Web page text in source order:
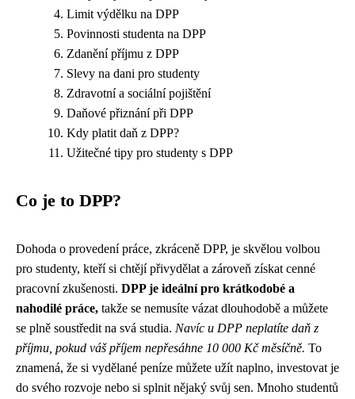
Limit výdělku na DPP
Povinnosti studenta na DPP
Zdanění příjmu z DPP
Slevy na dani pro studenty
Zdravotní a sociální pojištění
Daňové přiznání při DPP
Kdy platit daň z DPP?
Užitečné tipy pro studenty s DPP
Co je to DPP?
Dohoda o provedení práce, zkráceně DPP, je skvělou volbou
pro studenty, kteří si chtějí přivydělat a zároveň získat cenné
pracovní zkušenosti. DPP je ideální pro krátkodobé a
nahodilé práce, takže se nemusíte vázat dlouhodobě a můžete
se plně soustředit na svá studia. Navíc u DPP neplatíte daň z
příjmu, pokud váš příjem nepřesáhne 10 000 Kč měsíčně. To
znamená, že si vydělané peníze můžete užít naplno, investovat je
do svého rozvoje nebo si splnit nějaký svůj sen. Mnoho studentů